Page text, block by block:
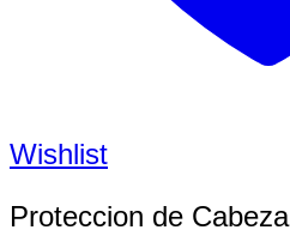
Wishlist
Proteccion de Cabeza